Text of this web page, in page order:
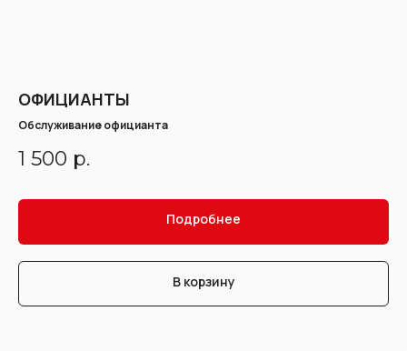
ОФИЦИАНТЫ
Обслуживание официанта
1 500 р.
Подробнее
В корзину